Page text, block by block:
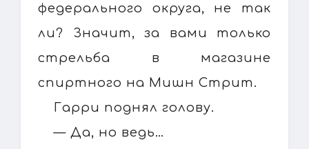
федерального округа, не так
ли? Значит, за вами только
стрельба в магазине
спиртного на Мишн Стрит.
Гарри поднял голову.
— Да, но ведь…